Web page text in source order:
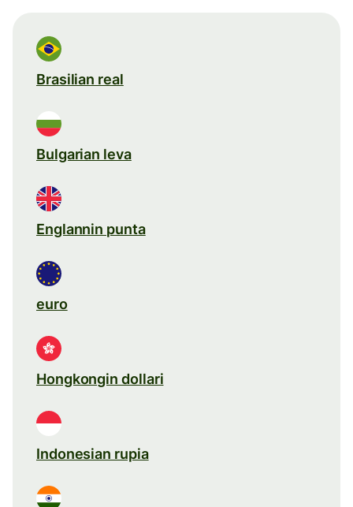
Brasilian real
Bulgarian leva
Englannin punta
euro
Hongkongin dollari
Indonesian rupia